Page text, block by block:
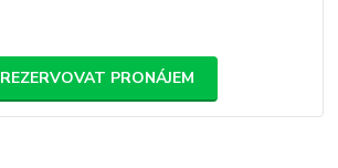
REZERVOVAT PRONÁJEM